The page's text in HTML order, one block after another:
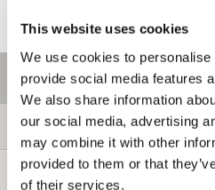
This website uses cookies
We use cookies to
provide social media features
We also share information
our social media, advertising
may combine it with other
provided to them or that
of their services.
ご利用情報
初めての方へ
ご利用ガイド